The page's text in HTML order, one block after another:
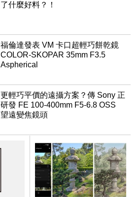
了什麼好料？！
福倫達發表 VM 卡口超輕巧餅乾鏡
COLOR-SKOPAR 35mm F3.5
Aspherical
更輕巧平價的遠攝方案？傳 Sony 正
研發 FE 100-400mm F5-6.8 OSS
望遠變焦鏡頭